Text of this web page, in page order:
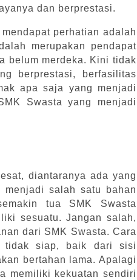
dan berprestasi.
perhatian adalah
merupakan pendapat
belum merdeka. Kini tidak
berprestasi, berfasilitas
apa saja yang menjadi
Swasta yang menjadi
diantaranya ada yang
salah satu bahan
tua SMK Swasta
sesuatu. Jangan salah,
dari SMK Swasta. Cara
tidak siap, baik dari sisi
bertahan lama. Apalagi
memiliki kekuatan sendiri